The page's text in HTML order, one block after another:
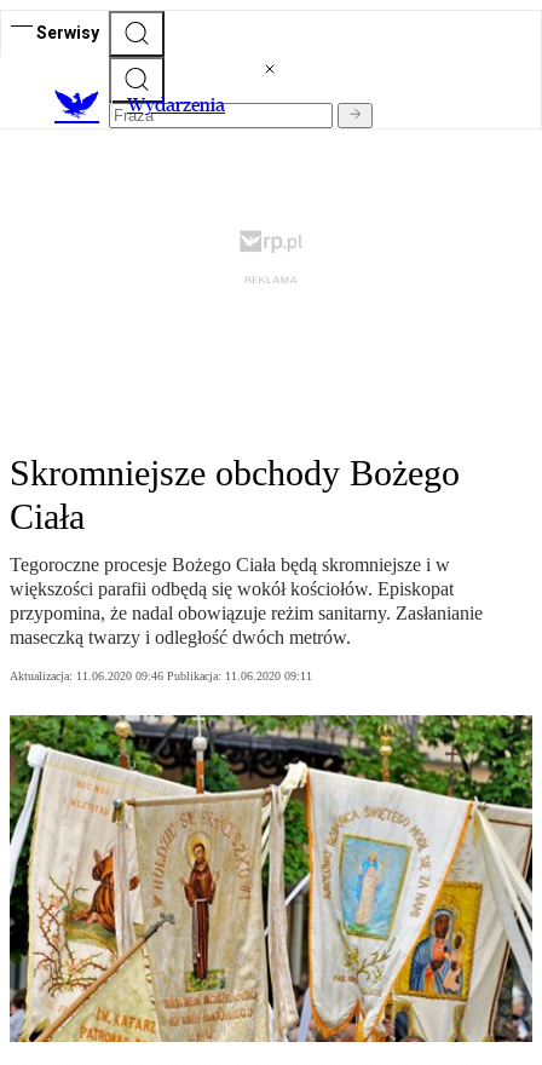
Serwisy
Wydarzenia
Skromniejsze obchody Bożego
Ciała
Tegoroczne procesje Bożego Ciała będą skromniejsze i w
większości parafii odbędą się wokół kościołów. Episkopat
przypomina, że nadal obowiązuje reżim sanitarny. Zasłanianie
maseczką twarzy i odległość dwóch metrów.
Aktualizacja: 11.06.2020 09:46 Publikacja: 11.06.2020 09:11